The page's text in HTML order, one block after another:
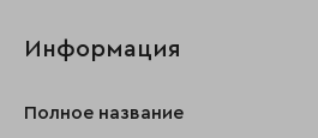
Информация
Полное название